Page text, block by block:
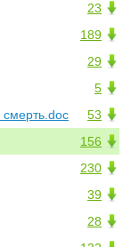
23
189
29
5
53
156
230
39
28